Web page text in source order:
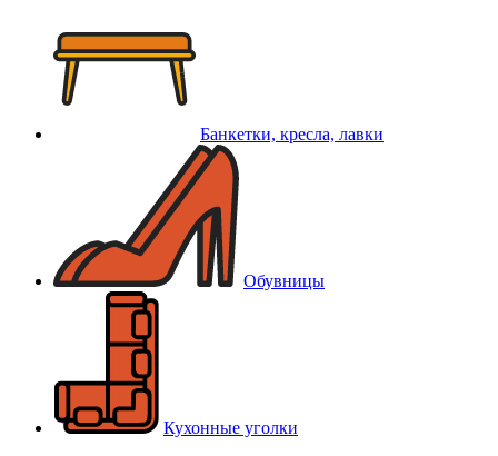
Банкетки, кресла, лавки
Обувницы
Кухонные уголки